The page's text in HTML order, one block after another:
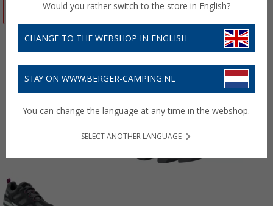
-28%Would you rather switch to the store in English?
CHANGE TO THE WEBSHOP IN ENGLISH
STAY ON WWW.BERGER-CAMPING.NL
You can change the language at any time in the webshop.
SELECT ANOTHER LANGUAGE